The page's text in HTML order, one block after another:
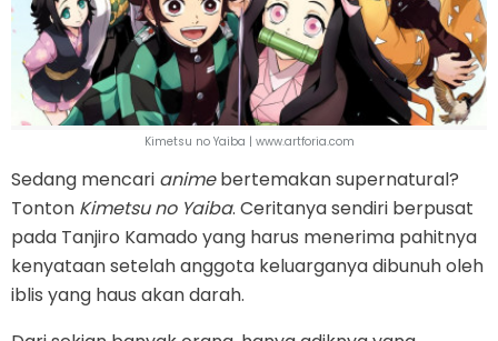
Kimetsu no Yaiba | www.artforia.com
Sedang mencari animebertemakan supernatural?
Tonton Kimetsu no Yaiba. Ceritanya sendiri berpusat
pada Tanjiro Kamado yang harus menerima pahitnya
kenyataan setelah anggota keluarganya dibunuh oleh
iblis yang haus akan darah.